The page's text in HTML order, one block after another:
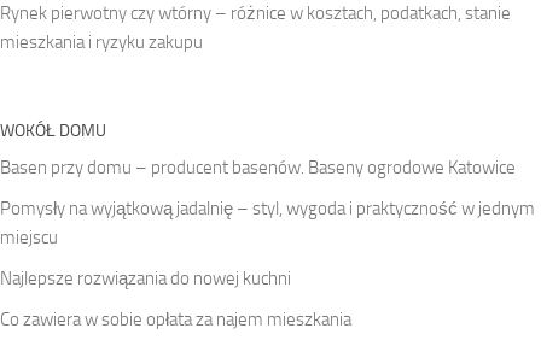
Rynek pierwotny czy wtórny – różnice w kosztach, podatkach, stanie
mieszkania i ryzyku zakupu
WOKÓŁ DOMU
Basen przy domu – producent basenów. Baseny ogrodowe Katowice
Pomysły na wyjątkową jadalnię – styl, wygoda i praktyczność w jednym
miejscu
Najlepsze rozwiązania do nowej kuchni
Co zawiera w sobie opłata za najem mieszkania